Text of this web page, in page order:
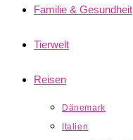
Familie & Gesundheit
Tierwelt
Reisen
Dänemark
Italien